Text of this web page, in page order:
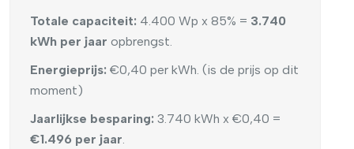
Totale capaciteit: 4.400 Wp x 85% = 3.740
kWh per jaar opbrengst.
Energieprijs: €0,40 per kWh. (is de prijs op dit
moment)
Jaarlijkse besparing: 3.740 kWh x €0,40 =
€1.496 per jaar.